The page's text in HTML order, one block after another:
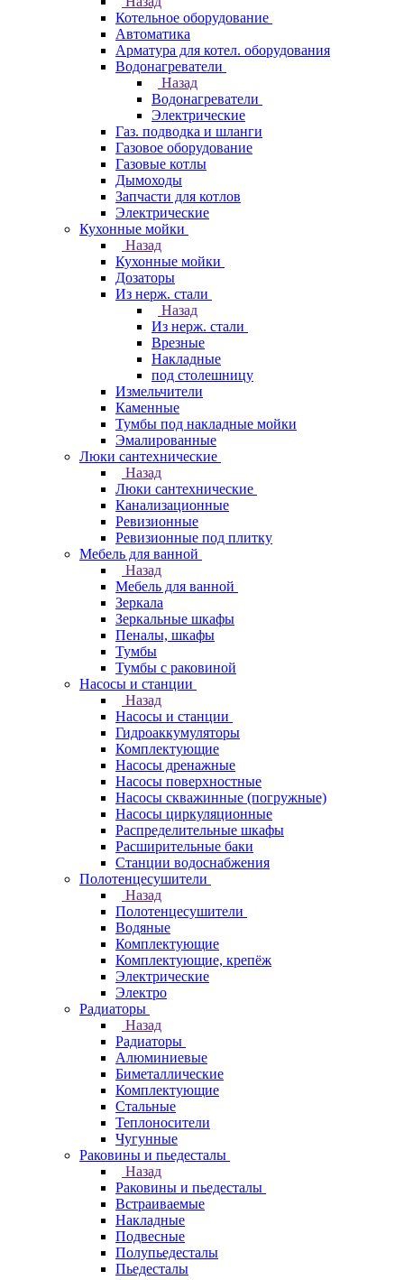
Котельное оборудование
Автоматика
Арматура для котел. оборудования
Водонагреватели
Назад
Водонагреватели
Электрические
Газ. подводка и шланги
Газовое оборудование
Газовые котлы
Дымоходы
Запчасти для котлов
Электрические
Кухонные мойки
Назад
Кухонные мойки
Дозаторы
Из нерж. стали
Назад
Из нерж. стали
Врезные
Накладные
под столешницу
Измельчители
Каменные
Тумбы под накладные мойки
Эмалированные
Люки сантехнические
Назад
Люки сантехнические
Канализационные
Ревизионные
Ревизионные под плитку
Мебель для ванной
Назад
Мебель для ванной
Зеркала
Зеркальные шкафы
Пеналы, шкафы
Тумбы
Тумбы с раковиной
Насосы и станции
Назад
Насосы и станции
Гидроаккумуляторы
Комплектующие
Насосы дренажные
Насосы поверхностные
Насосы скважинные (погружные)
Насосы циркуляционные
Распределительные шкафы
Расширительные баки
Станции водоснабжения
Полотенцесушители
Назад
Полотенцесушители
Водяные
Комплектующие
Комплектующие, крепёж
Электрические
Электро
Радиаторы
Назад
Радиаторы
Алюминиевые
Биметаллические
Комплектующие
Стальные
Теплоносители
Чугунные
Раковины и пьедесталы
Назад
Раковины и пьедесталы
Встраиваемые
Накладные
Подвесные
Полупьедесталы
Пьедесталы